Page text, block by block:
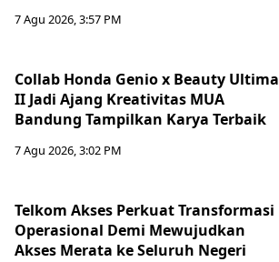
7 Agu 2026, 3:57 PM
Collab Honda Genio x Beauty Ultima
II Jadi Ajang Kreativitas MUA
Bandung Tampilkan Karya Terbaik
7 Agu 2026, 3:02 PM
Telkom Akses Perkuat Transformasi
Operasional Demi Mewujudkan
Akses Merata ke Seluruh Negeri